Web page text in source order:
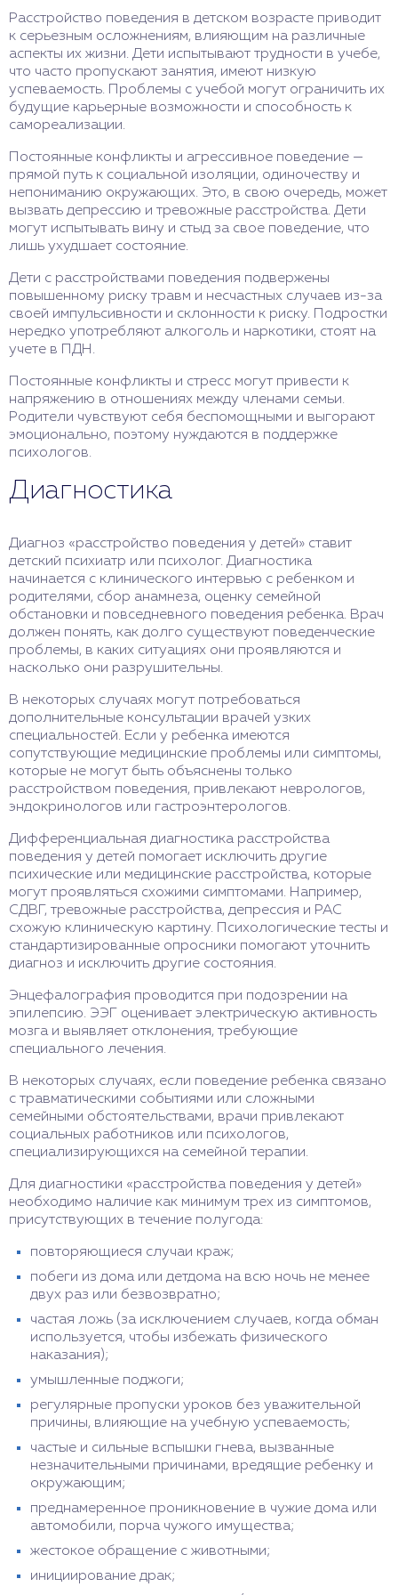
лечение. Со временем, при поддержке семьи и
специалистов, у многих детей симптомы
уменьшаются или полностью исчезают.
Расстройство поведения в детском возрасте приводит
к серьезным осложнениям, влияющим на различные
аспекты их жизни. Дети испытывают трудности в учебе,
что часто пропускают занятия, имеют низкую
успеваемость. Проблемы с учебой могут ограничить их
будущие карьерные возможности и способность к
самореализации.
Постоянные конфликты и агрессивное поведение —
прямой путь к социальной изоляции, одиночеству и
непониманию окружающих. Это, в свою очередь, может
вызвать депрессию и тревожные расстройства. Дети
могут испытывать вину и стыд за свое поведение, что
лишь ухудшает состояние.
Дети с расстройствами поведения подвержены
повышенному риску травм и несчастных случаев из-за
своей импульсивности и склонности к риску. Подростки
нередко употребляют алкоголь и наркотики, стоят на
учете в ПДН.
Постоянные конфликты и стресс могут привести к
напряжению в отношениях между членами семьи.
Родители чувствуют себя беспомощными и выгорают
эмоционально, поэтому нуждаются в поддержке
психологов.
Диагностика
Диагноз «расстройство поведения у детей» ставит
детский психиатр или психолог. Диагностика
начинается с клинического интервью с ребенком и
родителями, сбор анамнеза, оценку семейной
обстановки и повседневного поведения ребенка. Врач
должен понять, как долго существуют поведенческие
проблемы, в каких ситуациях они проявляются и
насколько они разрушительны.
В некоторых случаях могут потребоваться
дополнительные консультации врачей узких
специальностей. Если у ребенка имеются
сопутствующие медицинские проблемы или симптомы,
которые не могут быть объяснены только
расстройством поведения, привлекают неврологов,
эндокринологов или гастроэнтерологов.
Дифференциальная диагностика расстройства
поведения у детей помогает исключить другие
психические или медицинские расстройства, которые
могут проявляться схожими симптомами. Например,
СДВГ, тревожные расстройства, депрессия и РАС
схожую клиническую картину. Психологические тесты и
стандартизированные опросники помогают уточнить
диагноз и исключить другие состояния.
Энцефалография проводится при подозрении на
эпилепсию. ЭЭГ оценивает электрическую активность
мозга и выявляет отклонения, требующие
специального лечения.
В некоторых случаях, если поведение ребенка связано
с травматическими событиями или сложными
семейными обстоятельствами, врачи привлекают
социальных работников или психологов,
специализирующихся на семейной терапии.
Для диагностики «расстройства поведения у детей»
необходимо наличие как минимум трех из симптомов,
присутствующих в течение полугода:
повторяющиеся случаи краж;
побеги из дома или детдома на всю ночь не менее
двух раз или безвозвратно;
частая ложь (за исключением случаев, когда обман
используется, чтобы избежать физического
наказания);
умышленные поджоги;
регулярные пропуски уроков без уважительной
причины, влияющие на учебную успеваемость;
частые и сильные вспышки гнева, вызванные
незначительными причинами, вредящие ребенку и
окружающим;
преднамеренное проникновение в чужие дома или
автомобили, порча чужого имущества;
жестокое обращение с животными;
инициирование драк;